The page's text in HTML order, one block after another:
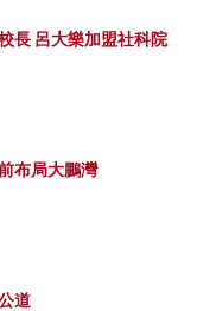
長 呂大樂加盟社科院
布局大鵬灣
道